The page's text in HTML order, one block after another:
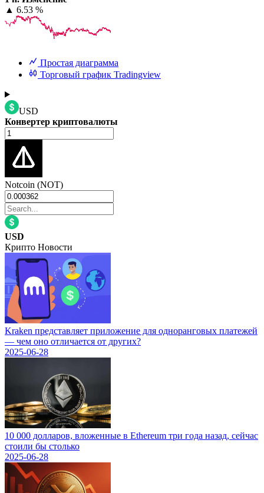
▲ 6.53 %
Простая диаграмма
Торговый график Tradingview
USD
Конвертер криптовалюты
Notcoin (NOT)
USD
Крипто Новости
Kraken представляет приложение для одноранговых платежей
— чем оно отличается от других?
2025-06-28
10 000 долларов, вложенные в Ethereum три года назад, сейчас
стоили бы столько
2025-06-28